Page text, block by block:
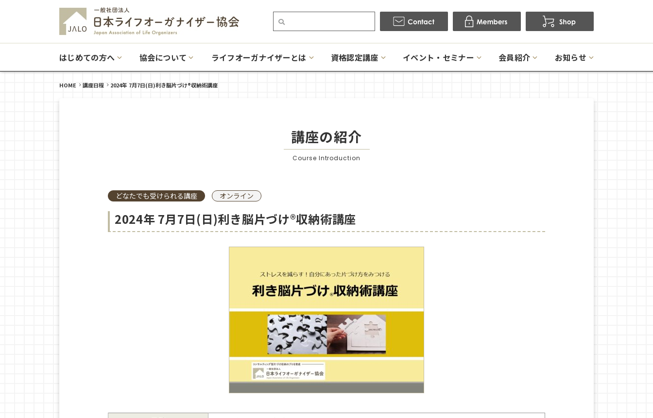
はじめての方へ 協会について ライフオーガナイザーとは 資格認定講座 イベント・セミナー 会員紹介 お知らせ
HOME 講座日程 2024年 7月7日(日)利き脳片づけ®収納術講座
講座の紹介
Course Introduction
どなたでも受けられる講座 オンライン
2024年 7月7日(日)利き脳片づけ®収納術講座